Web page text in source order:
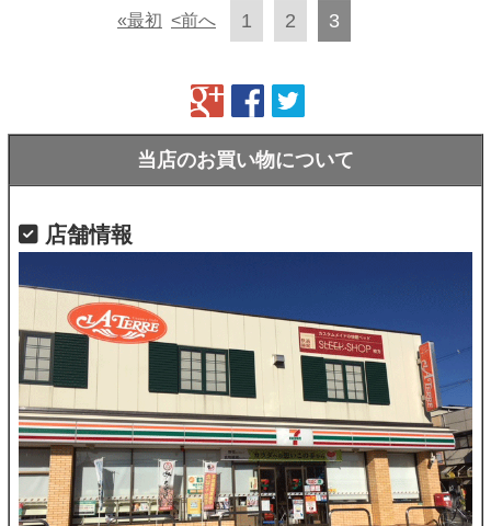
«最初 <前へ 1 2 3
当店のお買い物について
店舗情報